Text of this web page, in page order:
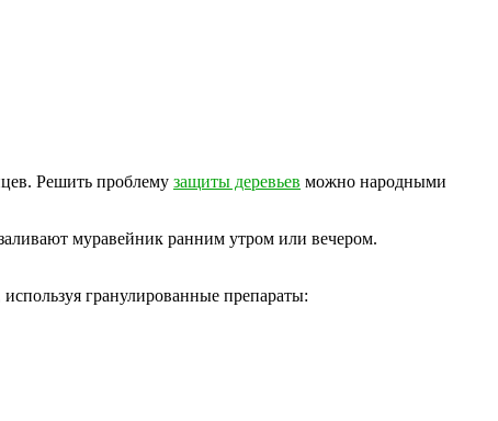
Решить проблему защиты деревьев можно народными
муравейник ранним утром или вечером.
гранулированные препараты: